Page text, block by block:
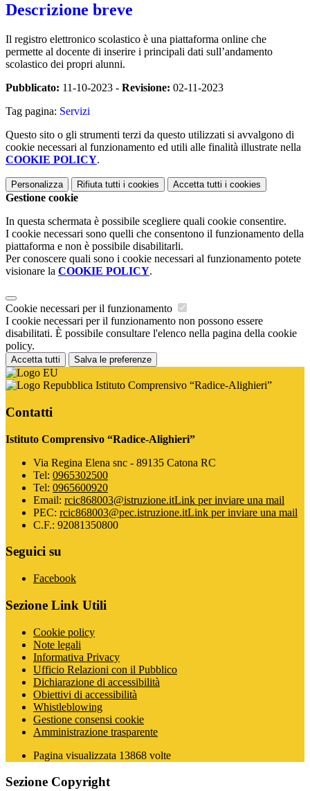
Descrizione breve
Il registro elettronico scolastico è una piattaforma online che
permette al docente di inserire i principali dati sull’andamento
scolastico dei propri alunni.
Pubblicato: 11-10-2023 - Revisione: 02-11-2023
Tag pagina: Servizi
Questo sito o gli strumenti terzi da questo utilizzati si avvalgono di
cookie necessari al funzionamento ed utili alle finalità illustrate nella
COOKIE POLICY.
Personalizza Rifiuta tutti i cookies Accetta tutti i cookies
Gestione cookie
In questa schermata è possibile scegliere quali cookie consentire.
I cookie necessari sono quelli che consentono il funzionamento della
piattaforma e non è possibile disabilitarli.
Per conoscere quali sono i cookie necessari al funzionamento potete
visionare la COOKIE POLICY.
Cookie necessari per il funzionamento
I cookie necessari per il funzionamento non possono essere
disabilitati. È possibile consultare l'elenco nella pagina della cookie
policy.
Accetta tutti Salva le preferenze
Istituto Comprensivo “Radice-Alighieri”
Contatti
Istituto Comprensivo “Radice-Alighieri”
Via Regina Elena snc - 89135 Catona RC
Tel: 0965302500
Tel: 0965600920
Email: rcic868003@istruzione.itLink per inviare una mail
PEC: rcic868003@pec.istruzione.itLink per inviare una mail
C.F.: 92081350800
Seguici su
Facebook
Sezione Link Utili
Cookie policy
Note legali
Informativa Privacy
Ufficio Relazioni con il Pubblico
Dichiarazione di accessibilità
Obiettivi di accessibilità
Whistleblowing
Gestione consensi cookie
Amministrazione trasparente
Pagina visualizzata 13868 volte
Sezione Copyright